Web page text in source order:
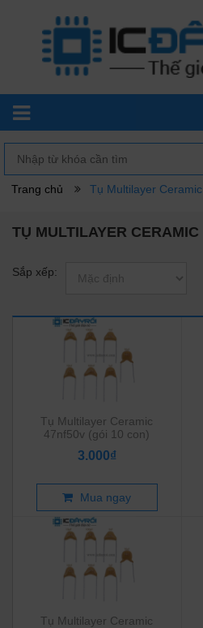
Trang chủ Tụ Multilayer Ceramic
TỤ MULTILAYER CERAMIC
Sắp xếp:
Tụ Multilayer Ceramic
47nf50v (gói 10 con)
3.000₫
Mua ngay
Tụ Multilayer Ceramic